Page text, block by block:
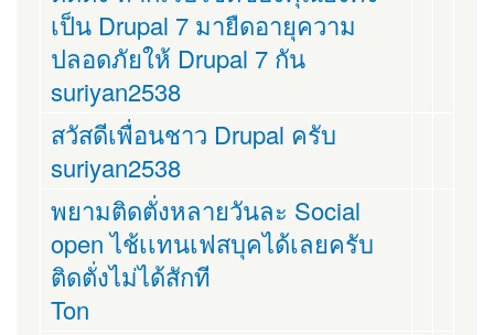
เป็น Drupal 7 มายืดอายุความ
ปลอดภัยให้ Drupal 7 กัน
suriyan2538
สวัสดีเพื่อนชาว Drupal ครับ
suriyan2538
พยามติดตั่งหลายวันละ Social
open ไช้เเทนเฟสบุคได้เลยครับ
ติดตั่งไม่ได้สักที
Ton